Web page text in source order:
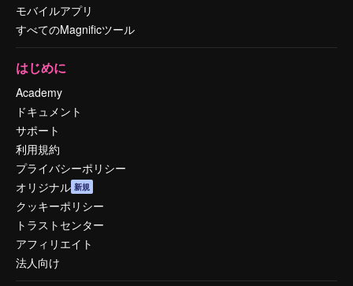
モバイルアプリ
すべてのMagnificツール
はじめに
Academy
ドキュメント
サポート
利用規約
プライバシーポリシー
オリジナル 新規
クッキーポリシー
トラストセンター
アフィリエイト
法人向け